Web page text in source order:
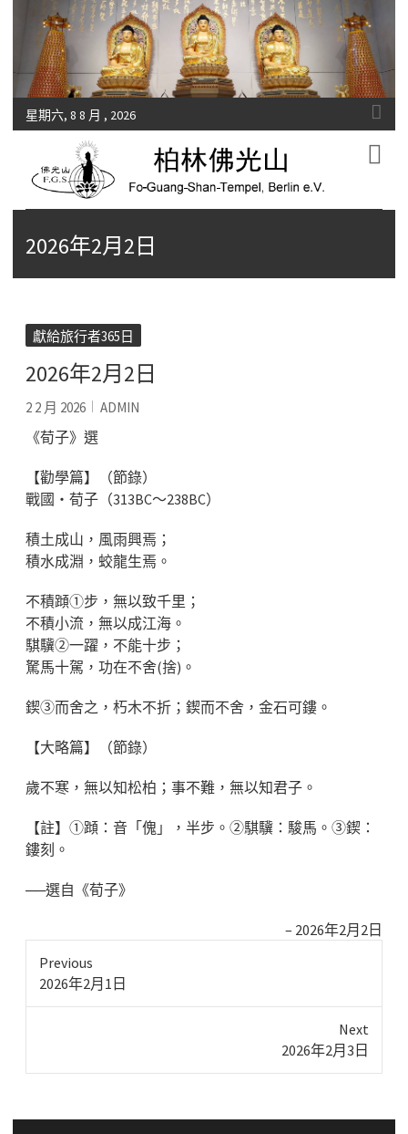
星期六, 8 8 月 , 2026
Fo-Guang-Shan-Tempel, Berlin e.V.
2026年2月2日
獻給旅行者365日
2026年2月2日
2 2 月 2026 ADMIN
《荀子》選
【勸學篇】（節錄）
戰國‧荀子（313BC～238BC）
積土成山，風雨興焉；
積水成淵，蛟龍生焉。
不積蹞①步，無以致千里；
不積小流，無以成江海。
騏驥②一躍，不能十步；
駑馬十駕，功在不舍(捨)。
鍥③而舍之，朽木不折；鍥而不舍，金石可鏤。
【大略篇】（節錄）
歲不寒，無以知松柏；事不難，無以知君子。
【註】①蹞：音「傀」，半步。②騏驥：駿馬。③鍥：
鏤刻。
──選自《荀子》
2026年2月2日
Previous
Previous
2026年2月1日
Next
2026年2月3日